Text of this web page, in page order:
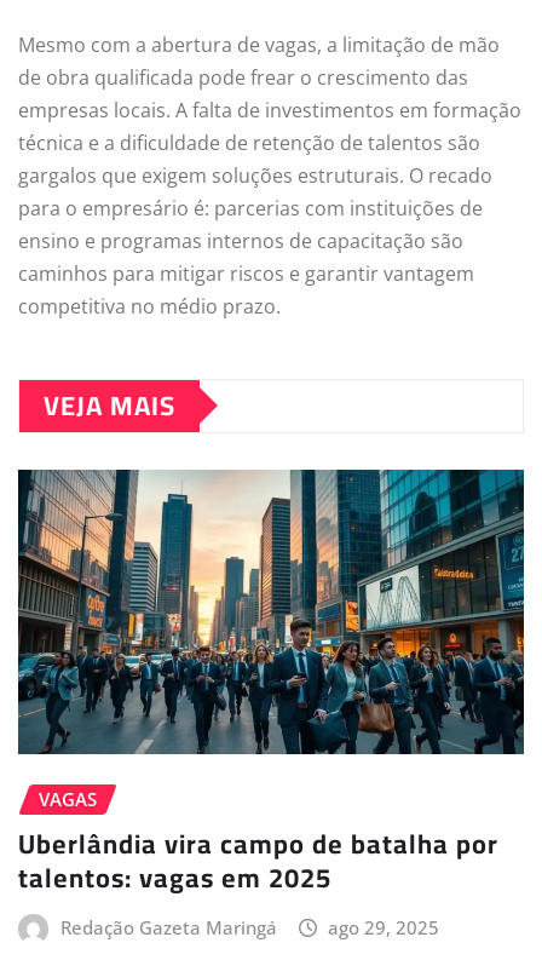
Mesmo com a abertura de vagas, a limitação de mão
de obra qualificada pode frear o crescimento das
empresas locais. A falta de investimentos em formação
técnica e a dificuldade de retenção de talentos são
gargalos que exigem soluções estruturais. O recado
para o empresário é: parcerias com instituições de
ensino e programas internos de capacitação são
caminhos para mitigar riscos e garantir vantagem
competitiva no médio prazo.
VEJA MAIS
VAGAS
Uberlândia vira campo de batalha por
talentos: vagas em 2025
Redação Gazeta Maringá ago 29, 2025